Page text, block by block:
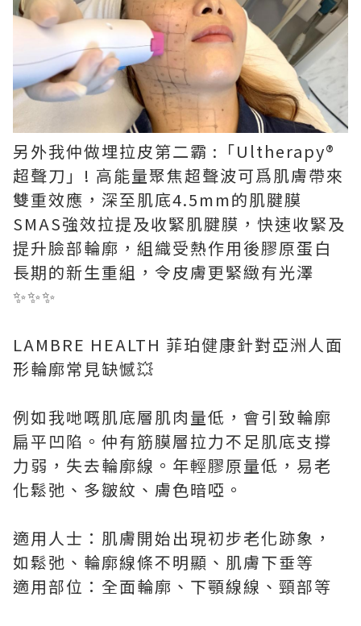
另外我仲做埋拉皮第二霸 :「Ultherapy®️
超聲刀」! 高能量聚焦超聲波可爲肌膚帶來
雙重效應，深至肌底4.5mm的肌腱膜
SMAS強效拉提及收緊肌腱膜，快速收緊及
提升臉部輪廓，組織受熱作用後膠原蛋白
長期的新生重組，令皮膚更緊緻有光澤
✨✨✨
LAMBRE HEALTH 菲珀健康針對亞洲人面
形輪廓常見缺憾💥
例如我哋嘅肌底層肌肉量低，會引致輪廓
扁平凹陷。仲有筋膜層拉力不足肌底支撐
力弱，失去輪廓線。年輕膠原量低，易老
化鬆弛、多皺紋、膚色暗啞。
適用人士：肌膚開始出現初步老化跡象，
如鬆弛、輪廓線條不明顯、肌膚下垂等
適用部位：全面輪廓、下顎線線、頸部等